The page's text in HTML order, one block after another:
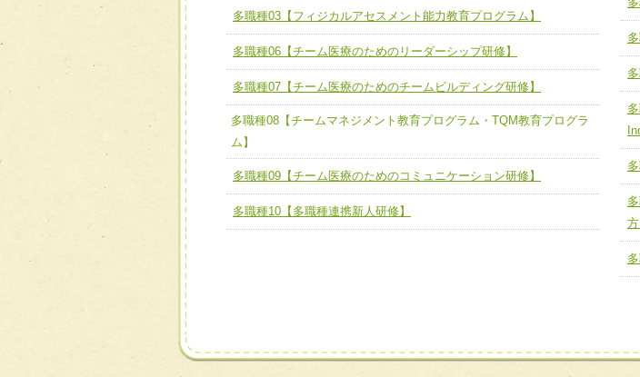
ユニット２ チーム医療構成力
必要に応じて柔軟に医療チームを組織し、強調できる
ユニット３ 多職種連携力
他職種の視点とスキルを学び、相互理解と連携を深める
宅患者等支援チーム】
チーム03【癌患者服薬サポートチーム】
チーム04【口腔ケアチーム】
チーム05【せん妄対策チーム】
チーム07【病院職員に対する院内感染対策教育チーム】
チーム08【地域関係機関と連携した小児リハビリテーション
チ
の
多職種03【フィジカルアセスメント能力教育プログラム】
多職種06【チーム医療のためのリーダーシップ研修】
多職種07【チーム医療のためのチームビルディング研修】
多職種08【チームマネジメント教育プログラム・TQM教育プログラ
ム】
多職種09【チーム医療のためのコミュニケーション研修】
多職種10【多職種連携新人研修】
方